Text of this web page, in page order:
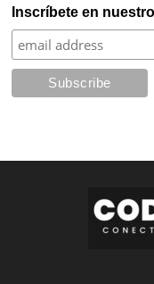
Inscríbete en